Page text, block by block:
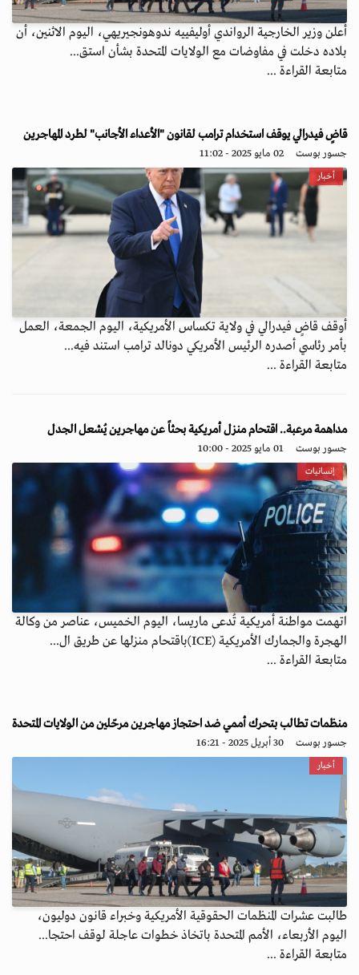
أعلن وزير الخارجية الرواندي أوليفييه ندوهونجيريهي، اليوم الاثنين، أن
بلاده دخلت في مفاوضات مع الولايات المتحدة بشأن استق...
متابعة القراءة ...
قاضٍ فيدرالي يوقف استخدام ترامب لقانون "الأعداء الأجانب" لطرد المهاجرين
جسور بوست 02 مايو 2025 - 11:02
أخبار
أوقف قاضٍ فيدرالي في ولاية تكساس الأمريكية، اليوم الجمعة، العمل
بأمر رئاسي أصدره الرئيس الأمريكي دونالد ترامب استند فيه...
متابعة القراءة ...
مداهمة مرعبة.. اقتحام منزل أمريكية بحثاً عن مهاجرين يُشعل الجدل
جسور بوست 01 مايو 2025 - 10:00
إنسانيات
اتهمت مواطنة أمريكية تُدعى ماريسا، اليوم الخميس، عناصر من وكالة
الهجرة والجمارك الأمريكية (ICE)باقتحام منزلها عن طريق ال...
متابعة القراءة ...
منظمات تطالب بتحرك أممي ضد احتجاز مهاجرين مرحّلين من الولايات المتحدة
جسور بوست 30 أبريل 2025 - 16:21
أخبار
طالبت عشرات المنظمات الحقوقية الأمريكية وخبراء قانون دوليون،
اليوم الأربعاء، الأمم المتحدة باتخاذ خطوات عاجلة لوقف احتجا...
متابعة القراءة ...